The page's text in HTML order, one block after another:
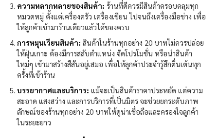
ความหลากหลายของสินค้า: ร้านที่ดีควรมีสินค้าครอบคลุมทุก
หมวดหมู่ ตั้งแต่เครื่องครัว เครื่องเขียน ไปจนถึงเครื่องมือช่าง เพื่อ
ให้ลูกค้าเข้ามาร้านเดียวแล้วได้ของครบ
การหมุนเวียนสินค้า: สินค้าในร้านทุกอย่าง 20บาทไม่ควรปล่อย
ให้ฝุ่นเกาะ ต้องมีการสลับตำแหน่ง จัดโปรโมชั่น หรือนำสินค้า
ใหม่ๆ เข้ามาสร้างสีสันอยู่เสมอ เพื่อให้ลูกค้าประจำรู้สึกตื่นเต้นทุก
ครั้งที่เข้าร้าน
บรรยากาศและบริการ: แม้จะเป็นสินค้าราคาประหยัด แต่ความ
สะอาด แสงสว่าง และการบริการที่เป็นมิตร จะช่วยยกระดับภาพ
ลักษณ์ของร้านทุกอย่าง 20 บาทให้ดูน่าเชื่อถือและครองใจลูกค้า
ในระยะยาว